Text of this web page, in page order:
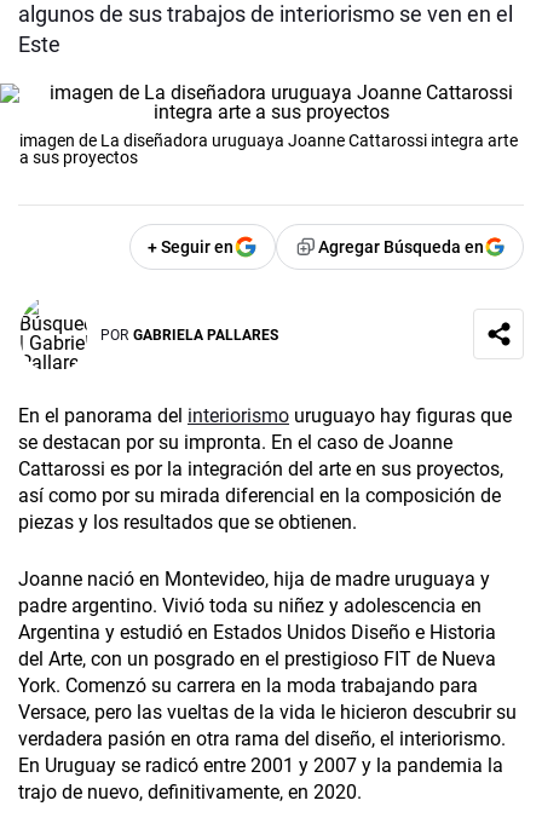
algunos de sus trabajos de interiorismo se ven en el
Este
imagen de La diseñadora uruguaya Joanne Cattarossi integra arte
a sus proyectos
+ Seguir en Agregar Búsqueda en
POR GABRIELA PALLARES
En el panorama del interiorismo uruguayo hay figuras que
se destacan por su impronta. En el caso de Joanne
Cattarossi­ es por la integración del arte en sus proyectos,
así como por su mirada diferencial en la composición de
piezas y los resultados que se obtienen.
Joanne nació en Montevideo, hija de madre uruguaya y
padre argentino. Vivió toda su niñez y adolescencia en
Argentina y estudió en Estados Unidos Diseño e Historia
del Arte, con un posgrado en el prestigioso FIT de Nueva
York. Comenzó su carrera en la moda trabajando para
Versace, pero las vueltas de la vida le hicieron descubrir su
verdadera pasión en otra rama del diseño, el interiorismo.
En Uruguay se radicó entre 2001 y 2007 y la pandemia la
trajo de nuevo, definitivamente, en 2020.